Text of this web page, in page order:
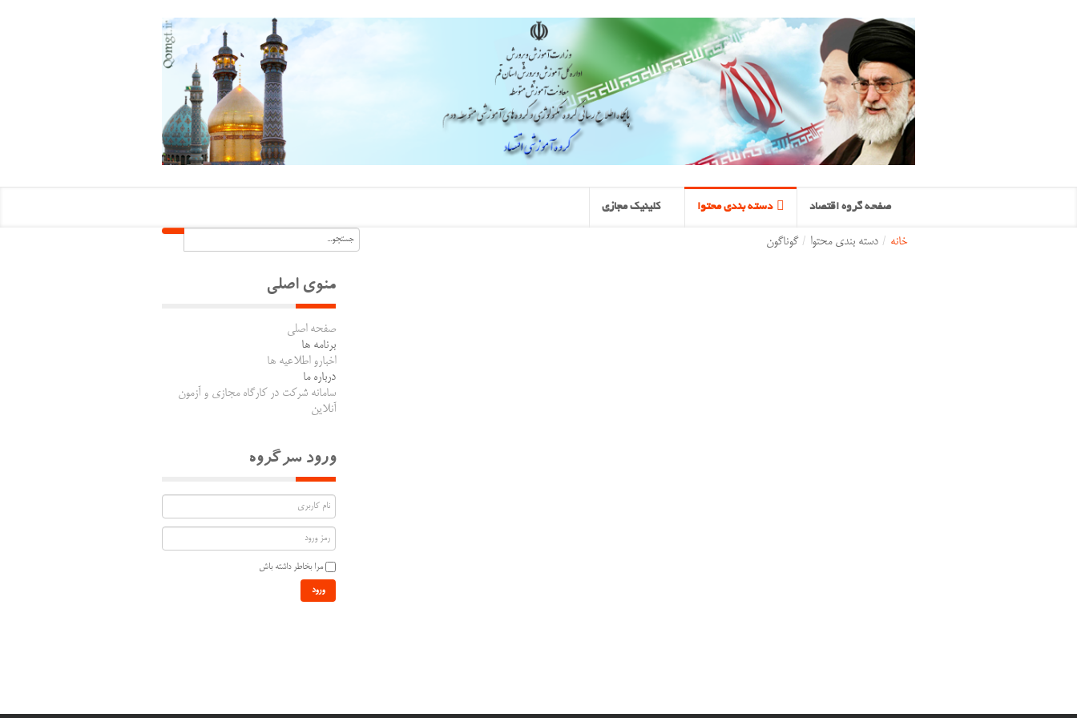
صفحه گروه اقتصاد دسته بندی محتوا کلینیک مجازی
خانه / دسته بندی محتوا / گوناگون
منوی اصلی
صفحه اصلی
برنامه ها
اخبارو اطلاعیه ها
درباره ما
سامانه شرکت در کارگاه مجازی و آزمون
آنلاین
ورود سرگروه
مرا بخاطر داشته باش
ورود